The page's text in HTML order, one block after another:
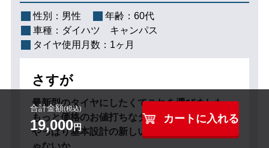
合計金額(税込)
19,000円
カートに入れる
性別： 男性 年齢： 60代
車種： ダイハツ キャンパス
タイヤ使用月数： 1ヶ月
さすが
最新型のタイヤにしたくてこれを選びました。
もっと価格のお値打ちなタイヤはありますが、
やっぱり基本設計の新しいものの方が良いんじ
ゃないか